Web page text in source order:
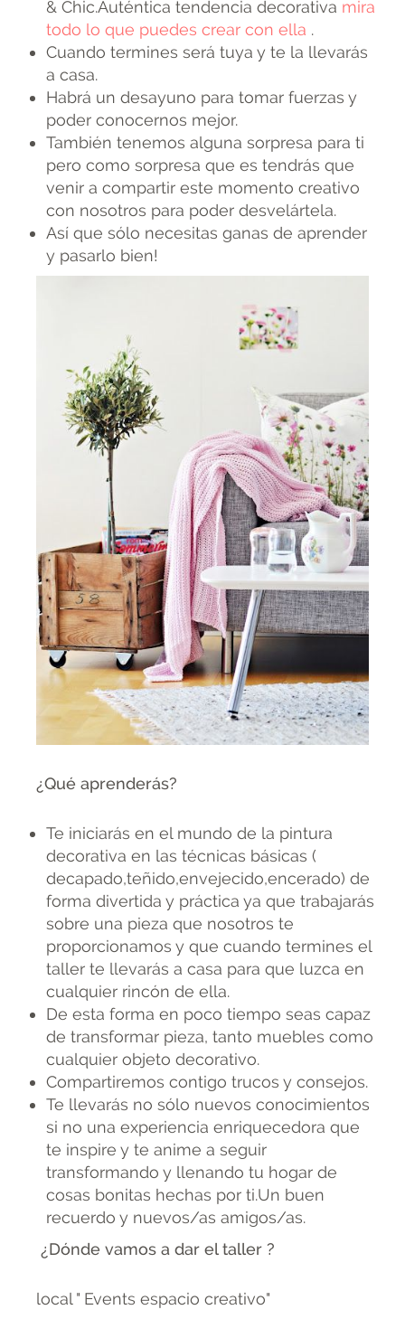
& Chic.Auténtica tendencia decorativa mira
todo lo que puedes crear con ella .
Cuando termines será tuya y te la llevarás
a casa.
Habrá un desayuno para tomar fuerzas y
poder conocernos mejor.
También tenemos alguna sorpresa para ti
pero como sorpresa que es tendrás que
venir a compartir este momento creativo
con nosotros para poder desvelártela.
Así que sólo necesitas ganas de aprender
y pasarlo bien!
¿Qué aprenderás?
Te iniciarás en el mundo de la pintura
decorativa en las técnicas básicas (
decapado,teñido,envejecido,encerado) de
forma divertida y práctica ya que trabajarás
sobre una pieza que nosotros te
proporcionamos y que cuando termines el
taller te llevarás a casa para que luzca en
cualquier rincón de ella.
De esta forma en poco tiempo seas capaz
de transformar pieza, tanto muebles como
cualquier objeto decorativo.
Compartiremos contigo trucos y consejos.
Te llevarás no sólo nuevos conocimientos
si no una experiencia enriquecedora que
te inspire y te anime a seguir
transformando y llenando tu hogar de
cosas bonitas hechas por ti.Un buen
recuerdo y nuevos/as amigos/as.
¿Dónde vamos a dar el taller ?
local " Events espacio creativo"